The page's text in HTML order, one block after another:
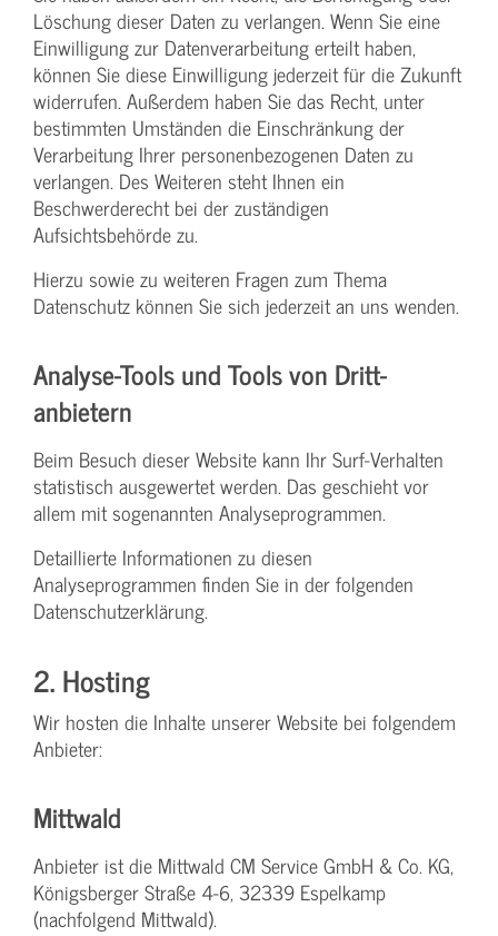
Löschung dieser Daten zu verlangen. Wenn Sie eine
Einwilligung zur Datenverarbeitung erteilt haben,
können Sie diese Einwilligung jederzeit für die Zukunft
widerrufen. Außerdem haben Sie das Recht, unter
bestimmten Umständen die Einschränkung der
Verarbeitung Ihrer personenbezogenen Daten zu
verlangen. Des Weiteren steht Ihnen ein
Beschwerderecht bei der zuständigen
Aufsichtsbehörde zu.
Hierzu sowie zu weiteren Fragen zum Thema
Datenschutz können Sie sich jederzeit an uns wenden.
Analyse-Tools und Tools von Dritt­
anbietern
Beim Besuch dieser Website kann Ihr Surf-Verhalten
statistisch ausgewertet werden. Das geschieht vor
allem mit sogenannten Analyseprogrammen.
Detaillierte Informationen zu diesen
Analyseprogrammen finden Sie in der folgenden
Datenschutzerklärung.
2. Hosting
Wir hosten die Inhalte unserer Website bei folgendem
Anbieter:
Mittwald
Anbieter ist die Mittwald CM Service GmbH & Co. KG,
Königsberger Straße 4-6, 32339 Espelkamp
(nachfolgend Mittwald).